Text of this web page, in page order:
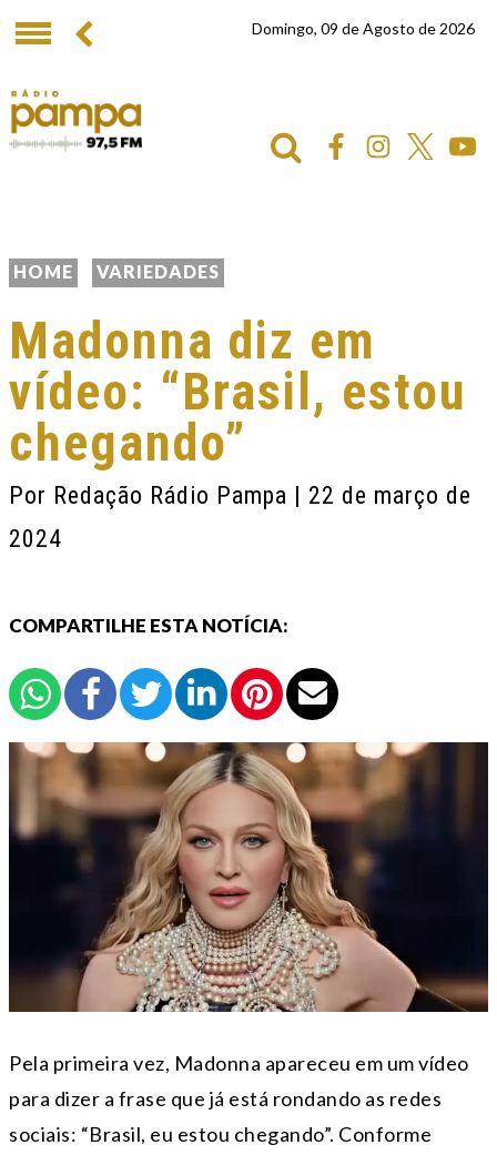
Domingo, 09 de Agosto de 2026
HOME VARIEDADES
Madonna diz em
vídeo: “Brasil, estou
chegando”
Por Redação Rádio Pampa | 22 de março de
2024
COMPARTILHE ESTA NOTÍCIA:
Pela primeira vez, Madonna apareceu em um vídeo
para dizer a frase que já está rondando as redes
sociais: “Brasil, eu estou chegando”. Conforme